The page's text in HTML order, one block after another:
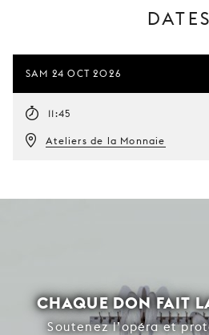
DATES
SAM 24 OCT 2026
11:45
Ateliers de la Monnaie
CHAQUE DON FAIT
Soutenez l’opéra et